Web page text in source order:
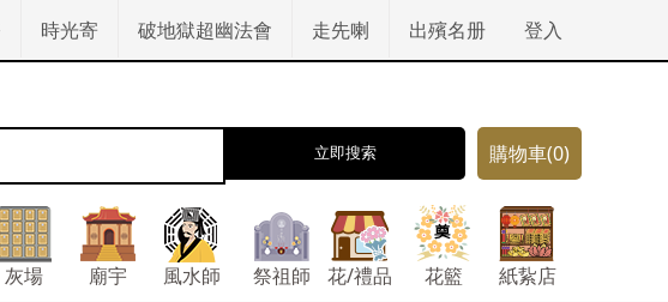
時光寄 破地獄超幽法會 走先喇 出殯名册 登入
立即搜索 購物車(0)
灰場 廟宇 風水師 祭祖師 花/禮品 花籃
紙紥店